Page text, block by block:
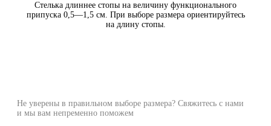
Стелька длиннее стопы на величину функционального
припуска 0,5—1,5 см. При выборе размера ориентируйтесь
на длину стопы.
Не уверены в правильном выборе размера? Свяжитесь с нами
и мы вам непременно поможем